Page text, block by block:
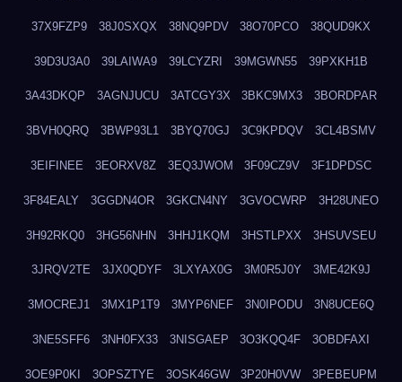
37X9FZP9 38J0SXQX 38NQ9PDV 38O70PCO 38QUD9KX
39D3U3A0 39LAIWA9 39LCYZRI 39MGWN55 39PXKH1B
3A43DKQP 3AGNJUCU 3ATCGY3X 3BKC9MX3 3BORDPAR
3BVH0QRQ 3BWP93L1 3BYQ70GJ 3C9KPDQV 3CL4BSMV
3EIFINEE 3EORXV8Z 3EQ3JWOM 3F09CZ9V 3F1DPDSC
3F84EALY 3GGDN4OR 3GKCN4NY 3GVOCWRP 3H28UNEO
3H92RKQ0 3HG56NHN 3HHJ1KQM 3HSTLPXX 3HSUVSEU
3JRQV2TE 3JX0QDYF 3LXYAX0G 3M0R5J0Y 3ME42K9J
3MOCREJ1 3MX1P1T9 3MYP6NEF 3N0IPODU 3N8UCE6Q
3NE5SFF6 3NH0FX33 3NISGAEP 3O3KQQ4F 3OBDFAXI
3OE9P0KI 3OPSZTYE 3OSK46GW 3P20H0VW 3PEBEUPM